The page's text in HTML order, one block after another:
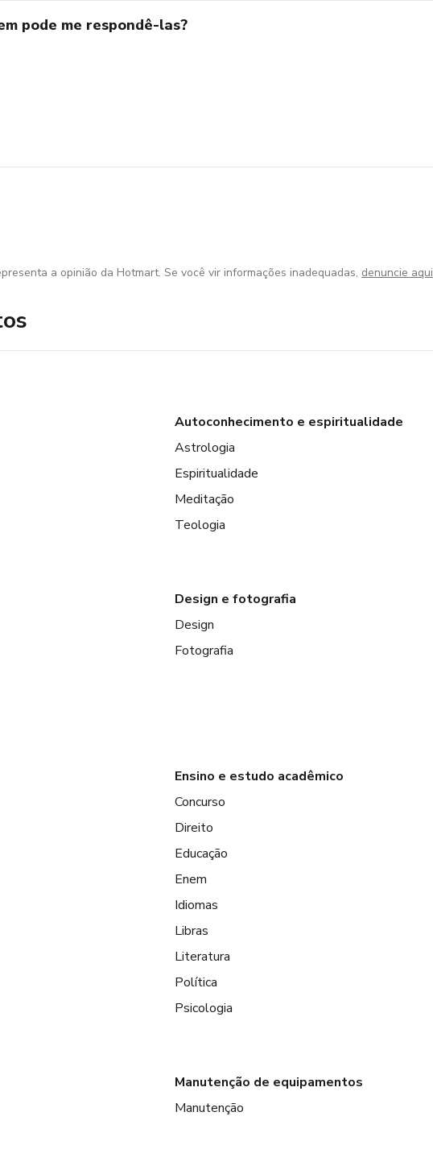
pode me respondê-las?
a opinião da Hotmart. Se você vir informações inadequadas, denuncie aqui
Autoconhecimento e espiritualidade
Astrologia
Espiritualidade
Meditação
Teologia
Design e fotografia
Design
Fotografia
Ensino e estudo acadêmico
Concurso
Direito
Educação
Enem
Idiomas
Libras
Literatura
Política
Psicologia
Manutenção de equipamentos
Manutenção